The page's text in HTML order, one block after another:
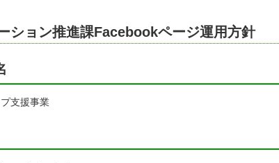
ション推進課Facebookページ運用方針
支援事業